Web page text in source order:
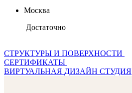
Москва
Достаточно
СТРУКТУРЫ И ПОВЕРХНОСТИ
СЕРТИФИКАТЫ
ВИРТУАЛЬНАЯ ДИЗАЙН СТУДИЯ